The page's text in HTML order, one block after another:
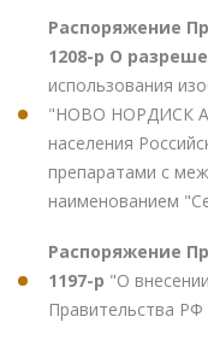
Распоряжение
1208-р О
использования
"НОВО НОРДИСК А/
населения
препаратами с
наименованием
Распоряжение
1197-р "О
Правительства